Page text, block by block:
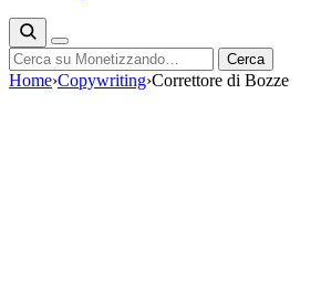
Cerca Cerca
Home›Copywriting›Correttore di Bozze